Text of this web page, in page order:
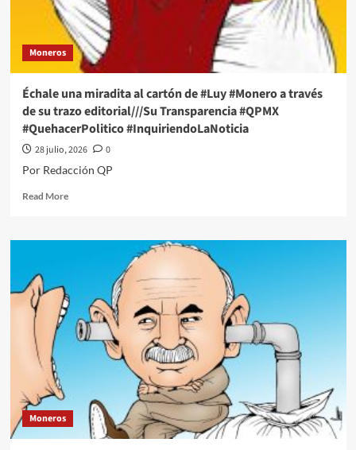
través
de
su
trazo
editorial///Rotundo
#QPMX
#QuehacerPolitico
#InquiriendoLaNoticia
Moneros
Échale una miradita al cartón de #Luy #Monero a través
de su trazo editorial///Su Transparencia #QPMX
#QuehacerPolitico #InquiriendoLaNoticia
28 julio, 2026
0
Por Redacción QP
Read MoreRead
Échale
cartón
de
#Luy
#Monero
trazo
editorial///Su
Moneros